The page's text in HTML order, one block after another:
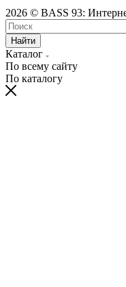
2026 © BASS 93:
Найти
Каталог
По всему сайту
По каталогу